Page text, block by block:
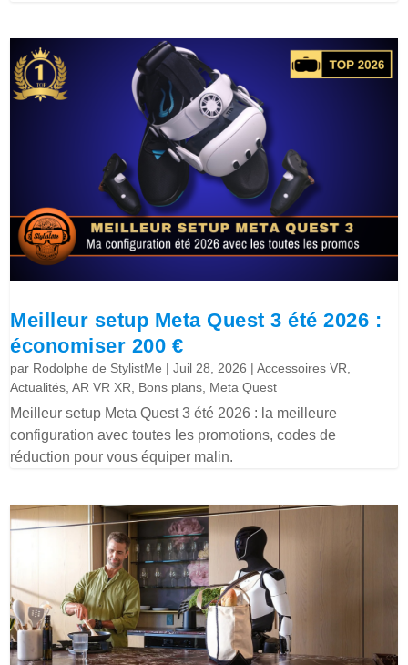
Meilleur setup Meta Quest 3 été 2026 :
économiser 200 €
par Rodolphe de StylistMe |Juil 28, 2026 |Accessoires VR
Actualités ,AR VR XR Bons plans Meta Quest
Meilleur setup Meta Quest 3 été 2026 : la meilleure
configuration avec toutes les promotions, codes de
réduction pour vous équiper malin.